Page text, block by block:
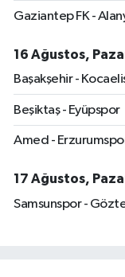
Gaziantep FK -
16 Ağustos,
Başakşehir -
Beşiktaş - Eyüpspor
Amed -
17 Ağustos,
Samsunspor -